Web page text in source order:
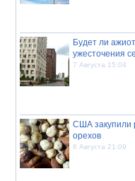
Будет ли
ужесточения
7 Августа 15:04
США закупили
орехов
6 Августа 21:09